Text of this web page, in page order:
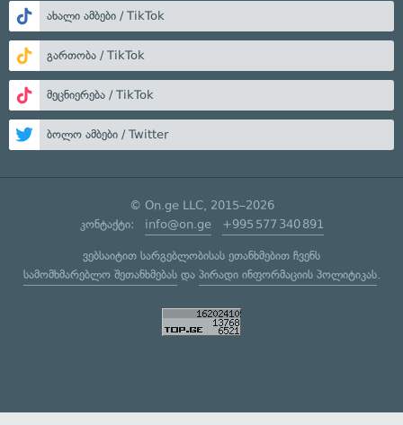
ახალი ამბები / TikTok
გართობა / TikTok
მეცნიერება / TikTok
ბოლო ამბები / Twitter
© On.ge LLC, 2015–2026
კონტაქტი: info@on.ge +995 577 340 891
ვებსაიტით სარგებლობისას ეთანხმებით ჩვენს
სამომხმარებლო შეთანხმებასდა პირადი ინფორმაციის პოლიტიკას.